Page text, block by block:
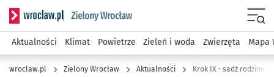
Serwis informacyjny wroclaw.pl podserwis: Środowisko we
Aktualności Klimat Powietrze Zieleń i woda Zwierzęta Mapa
wroclaw.pl Zielony Wrocław Aktualności Krok IX - sadź rodzime